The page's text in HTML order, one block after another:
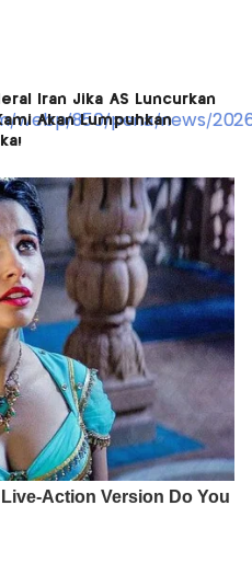
Iran Jika AS Luncurkan
Akan Lumpuhkan